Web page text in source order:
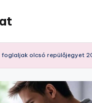
foglaljak olcsó repülőjegyet